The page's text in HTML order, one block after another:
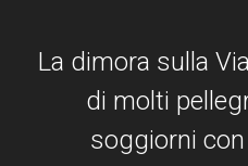
BUSINESS
LE SALE
TEAM BUILDING ED
La dimora sulla
di molti
soggiorni